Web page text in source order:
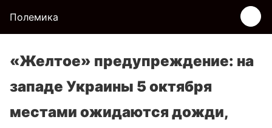
Полемика
«Желтое» предупреждение: на
западе Украины 5 октября
местами ожидаются дожди,